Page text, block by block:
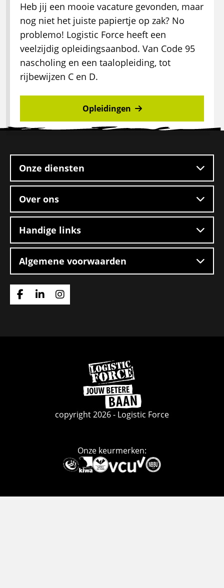
Heb jij een mooie vacature gevonden, maar
nog niet het juiste papiertje op zak? No
problemo! Logistic Force heeft een
veelzijdig opleidingsaanbod. Van Code 95
nascholing en een taalopleiding, tot
rijbewijzen C en D.
Opleidingen
footer
Onze diensten
Over ons
Handige links
Algemene voorwaarden
Ga
Ga
Ga
Ga
naar
de
homepage
copyright 2026 - Logistic Force
Onze keurmerken:
Deze
link
naar